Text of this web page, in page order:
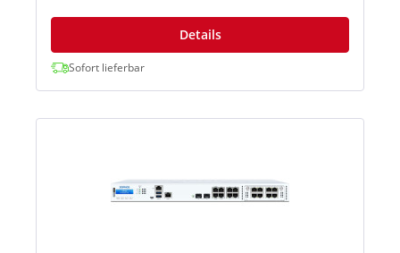
Details
Sofort lieferbar